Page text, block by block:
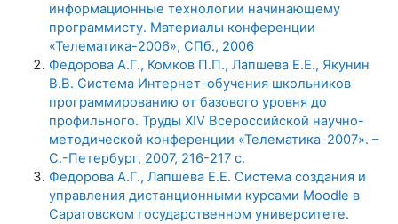
информационные технологии начинающему
программисту. Материалы конференции
«Телематика-2006», СПб., 2006
Федорова А.Г., Комков П.П., Лапшева Е.Е., Якунин
В.В. Система Интернет-обучения школьников
программированию от базового уровня до
профильного. Труды XIV Всероссийской научно-
методической конференции «Телематика-2007». –
С.-Петербург, 2007, 216-217 с.
Федорова А.Г., Лапшева Е.Е. Система создания и
управления дистанционными курсами Moodle в
Саратовском государственном университете.